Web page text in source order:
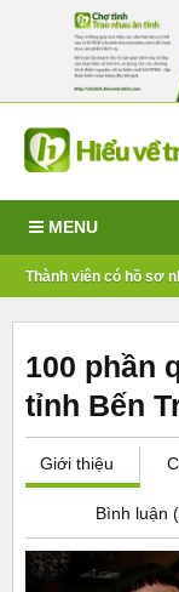
MENU
Thành viên có hồ sơ
100 phần
tỉnh Bến
Giới thiệu
Bình luận